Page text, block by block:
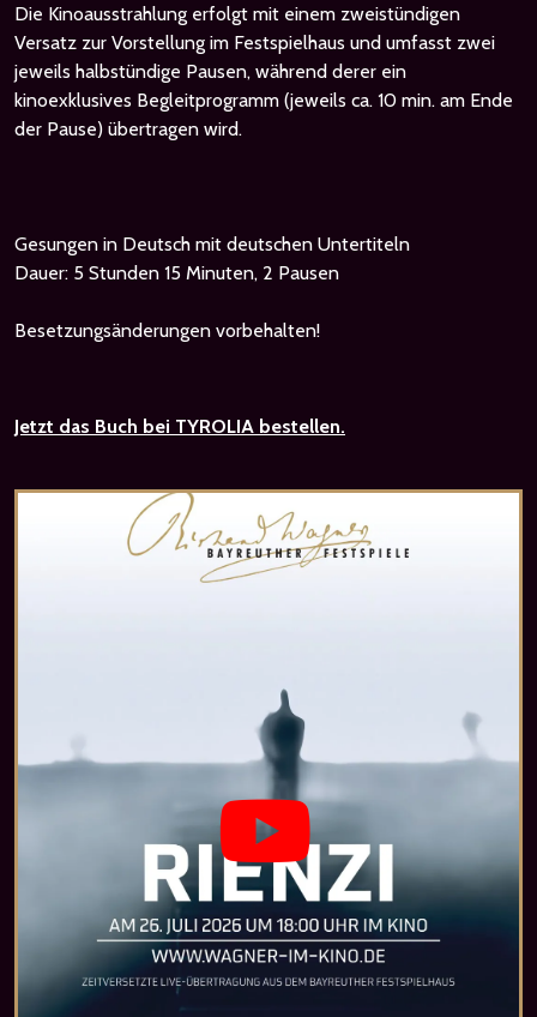
Die Kinoausstrahlung erfolgt mit einem zweistündigen
Versatz zur Vorstellung im Festspielhaus und umfasst zwei
jeweils halbstündige Pausen, während derer ein
kinoexklusives Begleitprogramm (jeweils ca. 10 min. am Ende
der Pause) übertragen wird.
Gesungen in Deutsch mit deutschen Untertiteln
Dauer: 5 Stunden 15 Minuten, 2 Pausen
Besetzungsänderungen vorbehalten!
Jetzt das Buch bei TYROLIA bestellen.